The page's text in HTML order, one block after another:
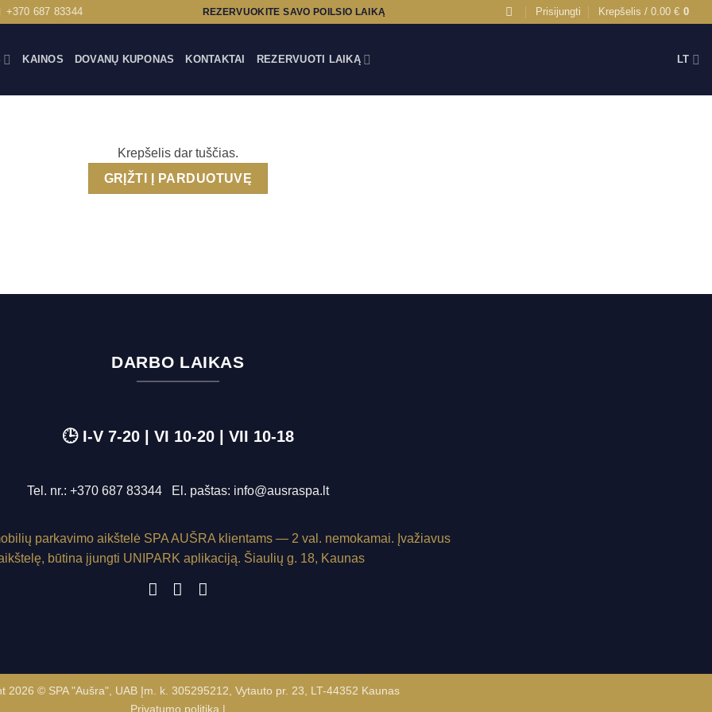
+370 687 83344 REZERVUOKITE SAVO POILSIO LAIKĄ Prisijungti Krepšelis / 0.00 € 0
KAINOS DOVANŲ KUPONAS KONTAKTAI REZERVUOTI LAIKĄ LT
Krepšelis dar tuščias.
GRĮŽTI Į PARDUOTUVĘ
DARBO LAIKAS
🕒 I-V 7-20 | VI 10-20 | VII 10-18
Tel. nr.: +370 687 83344 El. paštas: info@ausraspa.lt
parkavimo aikštelė SPA AUŠRA klientams — 2 val. nemokamai. Įvažiavus
būtina įjungti UNIPARK aplikaciją. Šiaulių g. 18, Kaunas
2026 © SPA "Aušra", UAB Įm. k. 305295212, Vytauto pr. 23, LT-44352 Kaunas
Privatumo politika |